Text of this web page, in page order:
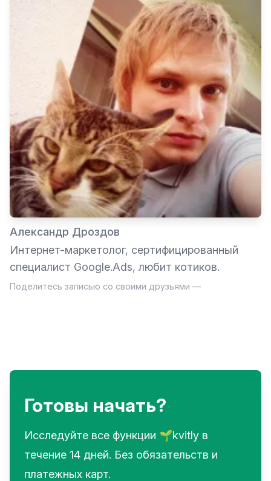
Александр Дроздов
Интернет-маркетолог, сертифицированный
специалист Google.Ads, любит котиков.
Поделитесь записью со своими друзьями —
Готовы начать?
Исследуйте все функции 🌱kvitly в
течение 14 дней. Без обязательств и
платежных карт.